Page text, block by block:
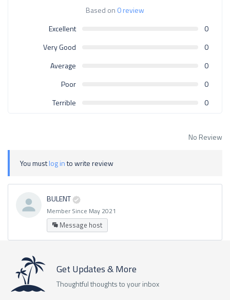
Based on 0 review
Excellent
0
Very Good
0
Average
0
Poor
0
Terrible
0
No Review
You mustlog into write review
BULENT
Member Since May 2021
Message host
Get Updates & More
Thoughtful thoughts to your inbox